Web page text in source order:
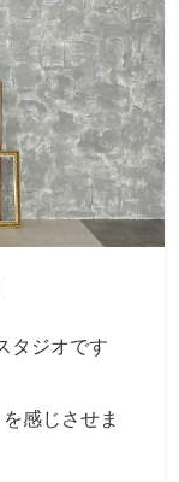
タジオです
感じさせま